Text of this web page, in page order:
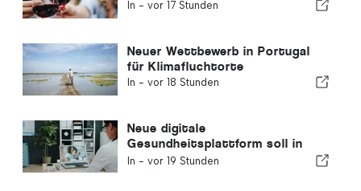
In - vor 17 Stunden
Neuer Wettbewerb in Portugal
für Klimafluchtorte
In - vor 18 Stunden
Neue digitale
Gesundheitsplattform soll in
Portugal eingeführt werden
In - vor 19 Stunden